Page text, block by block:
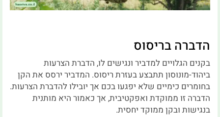
הדברה בריסוס
בקנים הגלויים למדביר ונגישים לו, הדברת הצרעות
ביהוד-מונוסון תתבצע בעזרת ריסוס. המדביר ירסס את הקן
בחומרים כימיים שלא יפגעו בכם אך יובילו להדברת הצרעות.
הדברה זו ממוקדת ואפקטיבית, אך כאמור היא מותנית
בנגישות ובקן ממוקד יחסית.